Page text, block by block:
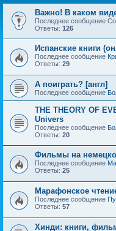
Важно! В каком
Последнее сообщение
Ответы: 126
Испанские книги
Последнее сообщение
Ответы: 29
А поиграть? [англ]
Последнее сообщение
THE THEORY OF
Univers
Последнее сообщение
Ответы: 20
Фильмы на
Последнее сообщение
Ответы: 25
Марафонское
Последнее сообщение
Ответы: 57
Хинди: книги,